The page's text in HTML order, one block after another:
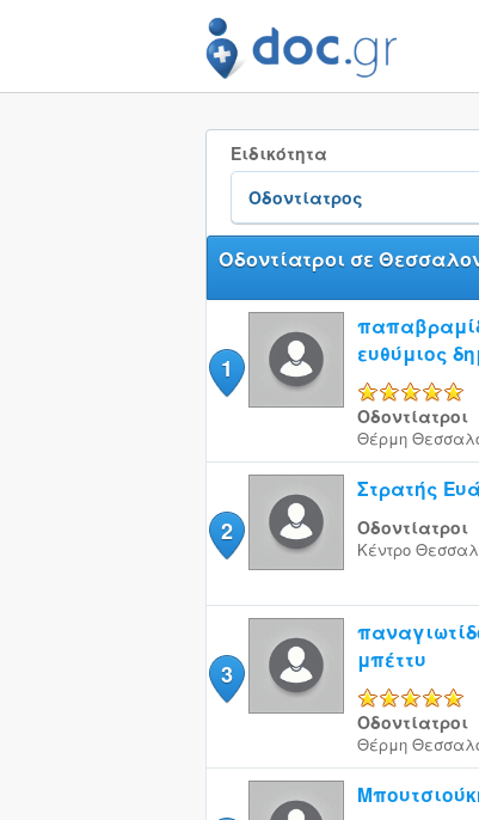
Ειδικότητα
Οδοντίατροι σε
1
ευθύμιος
Οδοντίατροι
Θέρμη
2
Στρατής
Οδοντίατροι
Κέντρο
3
μπέττυ
Οδοντίατροι
Θέρμη